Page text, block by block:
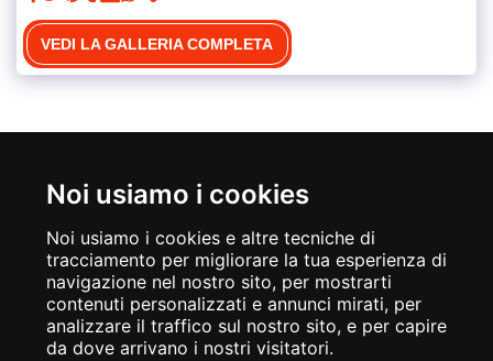
Noi usiamo i cookies
Noi usiamo i cookies e altre tecniche di
tracciamento per migliorare la tua esperienza di
navigazione nel nostro sito, per mostrarti
contenuti personalizzati e annunci mirati, per
analizzare il traffico sul nostro sito, e per capire
da dove arrivano i nostri visitatori.
VEDI LA GALLERIA COMPLETA